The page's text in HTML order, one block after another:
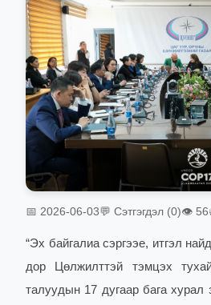
📅 2026-06-03💬 Сэтгэгдэл (0)👁 56
“Эх байгалиа сэргээе, итгэл
дор Цөлжилттэй тэмцэх
талуудын 17 дугаар бага хурал